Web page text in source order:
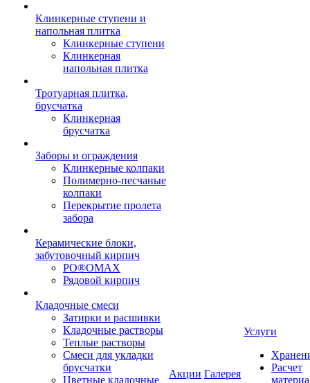
Клинкерные ступени и
напольная плитка
Клинкерные ступени
Клинкерная
напольная плитка
Тротуарная плитка,
брусчатка
Клинкерная
брусчатка
Заборы и ограждения
Клинкерные колпаки
Полимерно-песчаные
колпаки
Перекрытие пролета
забора
Керамические блоки,
забутовочный кирпич
PO®OMAX
Рядовой кирпич
Кладочные смеси
Затирки и расшивки
Кладочные растворы
Теплые растворы
Смеси для укладки
брусчатки
Цветные кладочные
Акции Галерея
Услуги
Расчет